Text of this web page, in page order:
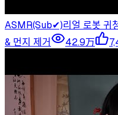
ASMR(Sub✔)리얼 로봇 귀
& 먼지 제거
42.9万